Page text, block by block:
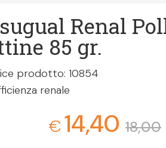
Renal
85 gr.
prodotto: 10854
renale
€14,40 18,00